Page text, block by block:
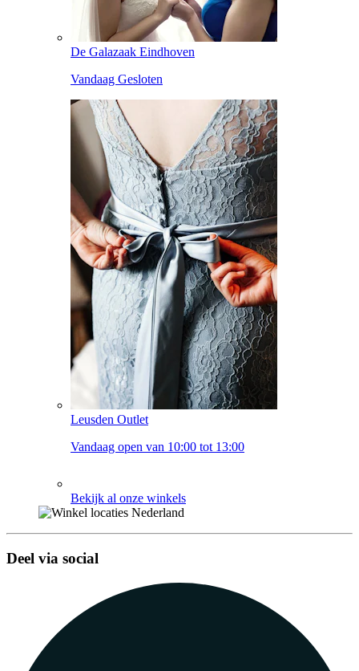
De Galazaak Eindhoven
Vandaag Gesloten
Leusden Outlet
Vandaag open van 10:00 tot 13:00
Bekijk al onze winkels
Deel via social